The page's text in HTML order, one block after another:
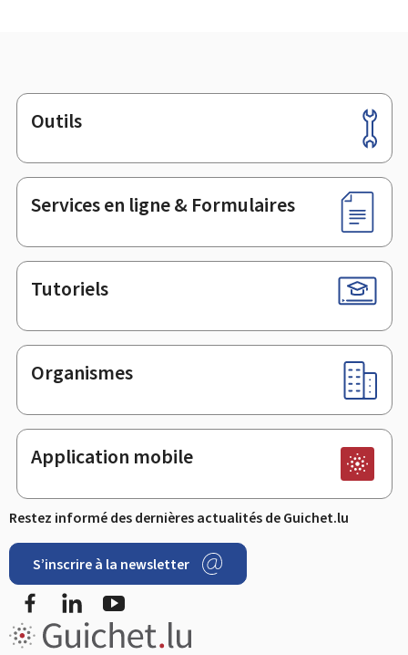
Pied
de
page
Outils
Services en ligne & Formulaires
Tutoriels
Organismes
Application mobile
Restez informé des dernières actualités de Guichet.lu
S’inscrire à la newsletter
FacebookLinkedIn